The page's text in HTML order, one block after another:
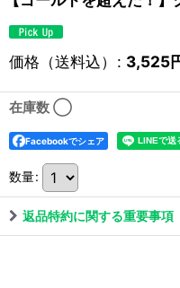
価格（送料込） : 3,525
在庫数 ◯
Facebookでシェア
数量:
返品特約に関する重要事項